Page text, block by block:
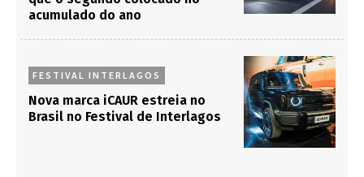
acumulado do ano
FESTIVAL INTERLAGOS
Nova marca iCAUR estreia no
Brasil no Festival de Interlagos